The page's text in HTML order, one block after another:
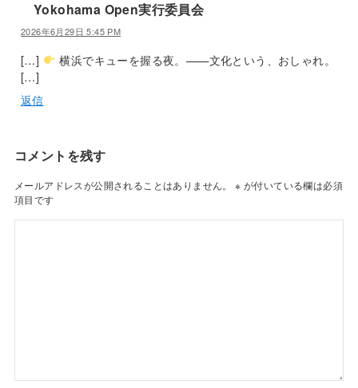
Yokohama Open実行委員会
2026年6月29日 5:45 PM
[…]
横浜でキューを握る夜。——文化という、おしゃれ。
[…]
返信
コメントを残す
メールアドレスが公開されることはありません。 ※ が付いている欄は必須
項目です